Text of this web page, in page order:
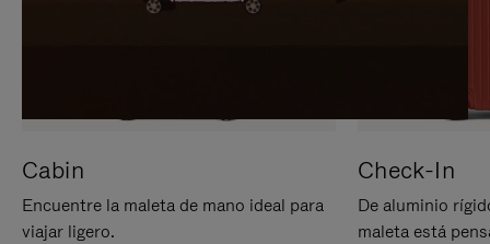
Cabin
Encuentre la maleta de mano ideal para
viajar ligero.
Check-In
De aluminio
maleta está